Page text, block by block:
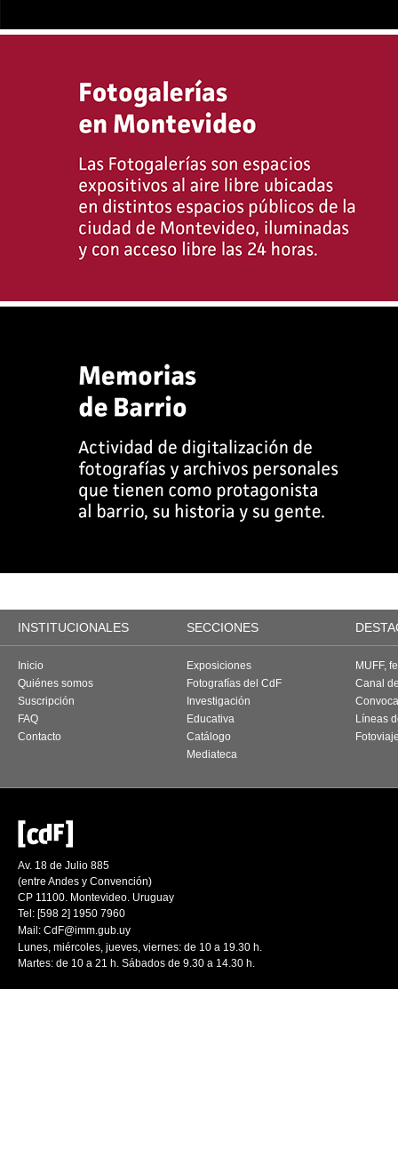
INSTITUCIONALES SECCIONES
Inicio
Quiénes somos
Suscripción
FAQ
Contacto
Exposiciones
Fotografías del CdF
Investigación
Educativa
Catálogo
Mediateca
MUFF,
Canal
Líneas
Av. 18 de Julio 885
(entre Andes y Convención)
CP 11100. Montevideo. Uruguay
Tel: [598 2] 1950 7960
Mail: CdF@imm.gub.uy
Lunes, miércoles, jueves, viernes: de 10 a 19.30 h.
Martes: de 10 a 21 h. Sábados de 9.30 a 14.30 h.